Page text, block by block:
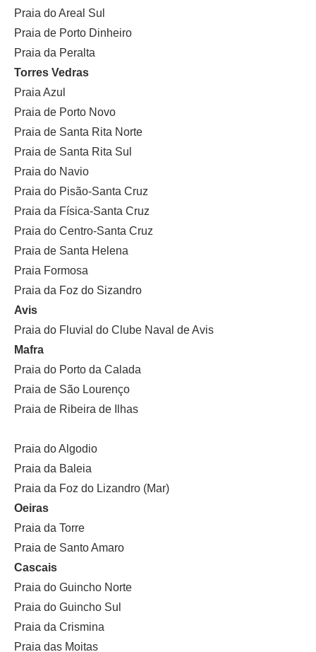
Praia do Areal Sul
Praia de Porto Dinheiro
Praia da Peralta
Torres Vedras
Praia Azul
Praia de Porto Novo
Praia de Santa Rita Norte
Praia de Santa Rita Sul
Praia do Navio
Praia do Pisão-Santa Cruz
Praia da Física-Santa Cruz
Praia do Centro-Santa Cruz
Praia de Santa Helena
Praia Formosa
Praia da Foz do Sizandro
Avis
Praia do Fluvial do Clube Naval de Avis
Mafra
Praia do Porto da Calada
Praia de São Lourenço
Praia de Ribeira de Ilhas
Praia do Algodio
Praia da Baleia
Praia da Foz do Lizandro (Mar)
Oeiras
Praia da Torre
Praia de Santo Amaro
Cascais
Praia do Guincho Norte
Praia do Guincho Sul
Praia da Crismina
Praia das Moitas